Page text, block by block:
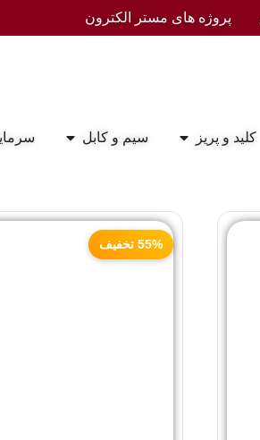
پروژه های مستر الکترون
کلید و پریز سیم و کابل
55% تخفیف